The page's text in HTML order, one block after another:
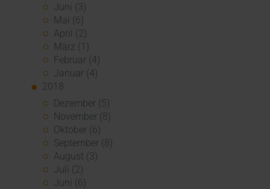
Juni (3)
Mai (6)
April (2)
März (1)
Februar (4)
Januar (4)
2018
Dezember (5)
November (8)
Oktober (6)
September (8)
August (3)
Juli (2)
Juni (6)